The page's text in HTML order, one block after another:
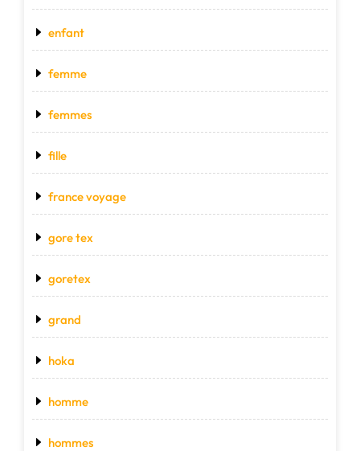
enfant
femme
femmes
fille
france voyage
gore tex
goretex
grand
hoka
homme
hommes